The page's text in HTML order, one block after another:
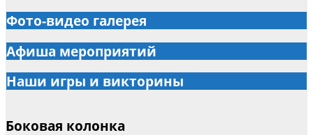
Фото-видео галерея
Афиша мероприятий
Наши игры и викторины
Боковая колонка